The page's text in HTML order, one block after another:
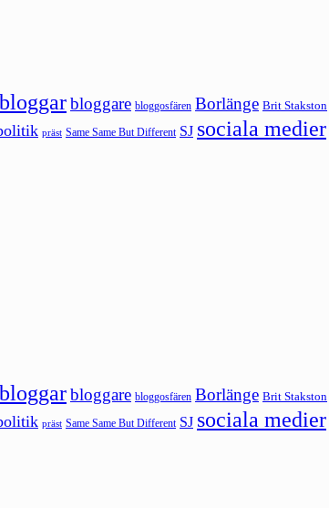
bloggarbloggare bloggosfären Borlänge Brit Stakston
präst Same Same But Different SJ sociala medier
bloggarbloggare bloggosfären Borlänge Brit Stakston
präst Same Same But Different SJ sociala medier